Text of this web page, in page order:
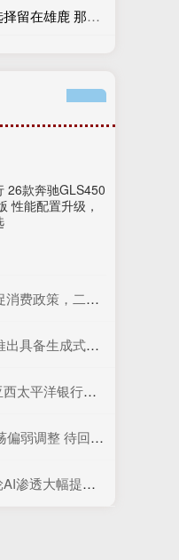
网络平台配资 名记：如果字母哥选择留在雄鹿 那球队很可能参与莫兰特交易
26款奔驰GLS450
性能配置升级，
费需求将进一步释放
10H边缘人工智能加速器
示全球贸易风险冲击市场
30日线支撑看涨攀升
端落地进程或超预期